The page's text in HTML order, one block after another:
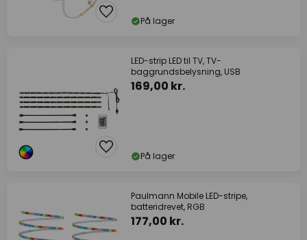
På lager
LED-strip LED til TV, TV-
baggrundsbelysning, USB
169,00 kr.
På lager
Paulmann Mobile LED-stripe,
batteridrevet, RGB
177,00 kr.